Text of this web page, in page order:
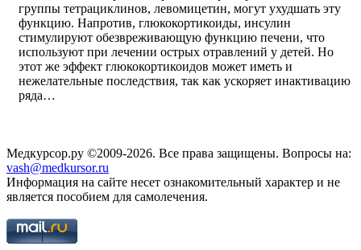
группы тетрациклинов, левомицетин, могут ухудшать эту
функцию. Напротив, глюкокортикоиды, инсулин
стимулируют обезвреживающую функцию печени, что
используют при лечении острых отравлений у детей. Но
этот же эффект глюкокортикоидов может иметь и
нежелательные последствия, так как ускоряет инактивацию
ряда…
Медкурсор.ру ©2009-2026. Все права защищены. Вопросы на:
vash@medkursor.ru
Информация на сайте несет ознакомительный характер и не
является пособием для самолечения.